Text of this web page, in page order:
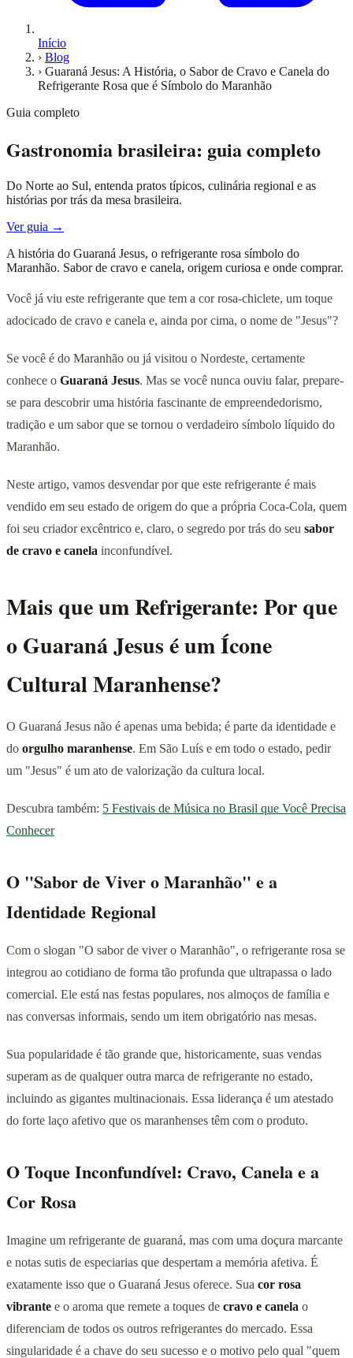
Início
› Blog
› Guaraná Jesus: A História, o Sabor de Cravo e Canela do
Refrigerante Rosa que é Símbolo do Maranhão
Guia completo
Gastronomia brasileira: guia completo
Do Norte ao Sul, entenda pratos típicos, culinária regional e as
histórias por trás da mesa brasileira.
Ver guia →
A história do Guaraná Jesus, o refrigerante rosa símbolo do
Maranhão. Sabor de cravo e canela, origem curiosa e onde comprar.
Você já viu este refrigerante que tem a cor rosa-chiclete, um toque
adocicado de cravo e canela e, ainda por cima, o nome de "Jesus"?
Se você é do Maranhão ou já visitou o Nordeste, certamente
conhece o Guaraná Jesus. Mas se você nunca ouviu falar, prepare-
se para descobrir uma história fascinante de empreendedorismo,
tradição e um sabor que se tornou o verdadeiro símbolo líquido do
Maranhão.
Neste artigo, vamos desvendar por que este refrigerante é mais
vendido em seu estado de origem do que a própria Coca-Cola, quem
foi seu criador excêntrico e, claro, o segredo por trás do seu sabor
de cravo e canela inconfundível.
Mais que um Refrigerante: Por que
o Guaraná Jesus é um Ícone
Cultural Maranhense?
O Guaraná Jesus não é apenas uma bebida; é parte da identidade e
do orgulho maranhense. Em São Luís e em todo o estado, pedir
um "Jesus" é um ato de valorização da cultura local.
Descubra também: 5 Festivais de Música no Brasil que Você Precisa
Conhecer
O "Sabor de Viver o Maranhão" e a
Identidade Regional
Com o slogan "O sabor de viver o Maranhão", o refrigerante rosa se
integrou ao cotidiano de forma tão profunda que ultrapassa o lado
comercial. Ele está nas festas populares, nos almoços de família e
nas conversas informais, sendo um item obrigatório nas mesas.
Sua popularidade é tão grande que, historicamente, suas vendas
superam as de qualquer outra marca de refrigerante no estado,
incluindo as gigantes multinacionais. Essa liderança é um atestado
do forte laço afetivo que os maranhenses têm com o produto.
O Toque Inconfundível: Cravo, Canela e a
Cor Rosa
Imagine um refrigerante de guaraná, mas com uma doçura marcante
e notas sutis de especiarias que despertam a memória afetiva. É
exatamente isso que o Guaraná Jesus oferece. Sua cor rosa
vibrante e o aroma que remete a toques de cravo e canela o
diferenciam de todos os outros refrigerantes do mercado. Essa
singularidade é a chave do seu sucesso e o motivo pelo qual "quem